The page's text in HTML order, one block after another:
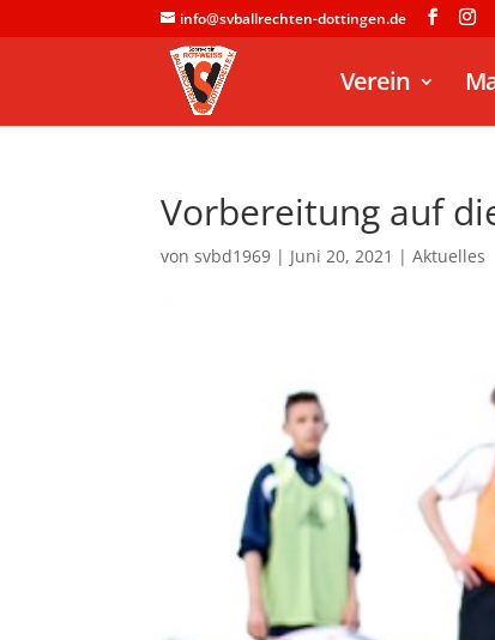
info@svballrechten-dottingen.de
Verein
Vorbereitung auf
vonsvbd1969 | Juni 20, 2021 |Aktuelles